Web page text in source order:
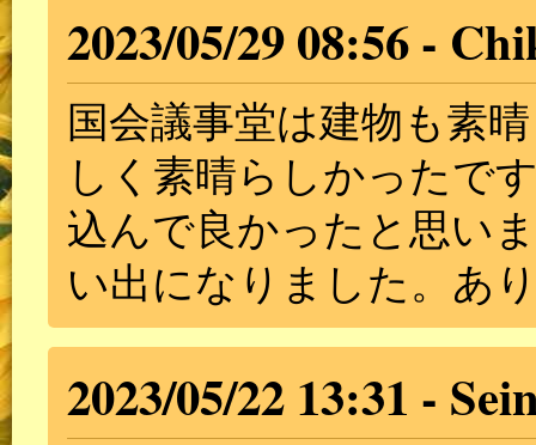
2023/05/29 08:56
国会議事堂は建物も素
しく素晴らしかったで
込んで良かったと思い
い出になりました。あ
2023/05/22 13:31